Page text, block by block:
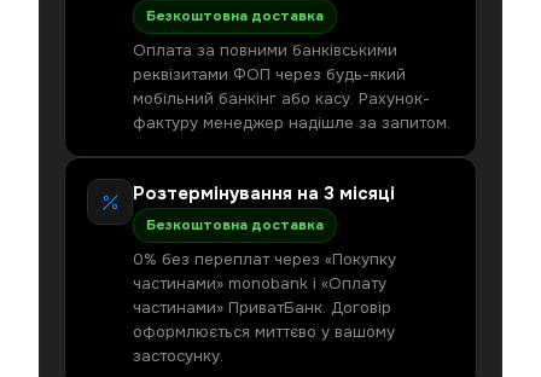
Безкоштовна доставка
Оплата за повними банківськими
реквізитами ФОП через будь-який
мобільний банкінг або касу. Рахунок-
фактуру менеджер надішле за запитом.
Розтермінування на 3 місяці
Безкоштовна доставка
0% без переплат через «Покупку
частинами» monobank і «Оплату
частинами» ПриватБанк. Договір
оформлюється миттєво у вашому
застосунку.